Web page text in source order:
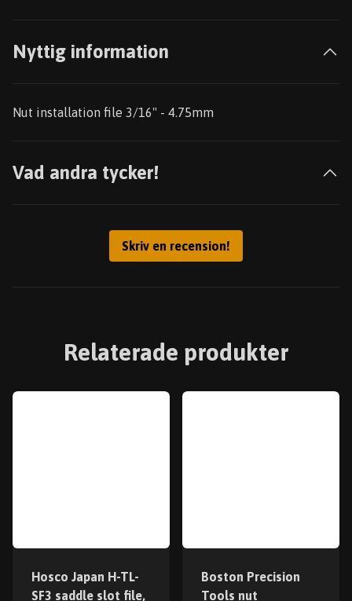
Nyttig information
Nut installation file 3/16" - 4.75mm
Vad andra tycker!
Skriv en recension!
Relaterade produkter
Hosco Japan H-TL-
SF3 saddle slot file,
Boston Precision
Tools nut